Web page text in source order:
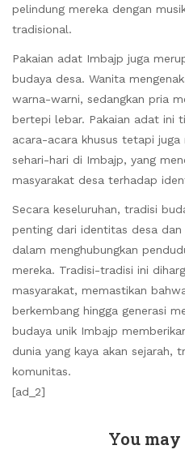
pelindung mereka dengan
tradisional.
Pakaian adat Imbajp juga
budaya desa. Wanita
warna-warni, sedangkan pria
bertepi lebar. Pakaian adat ini
acara-acara khusus tetapi
sehari-hari di Imbajp, yang
masyarakat desa terhadap
Secara keseluruhan, tradisi
penting dari identitas desa
dalam menghubungkan
mereka. Tradisi-tradisi ini
masyarakat, memastikan
berkembang hingga generasi
budaya unik Imbajp
dunia yang kaya akan sejarah,
komunitas.
[ad_2]
You